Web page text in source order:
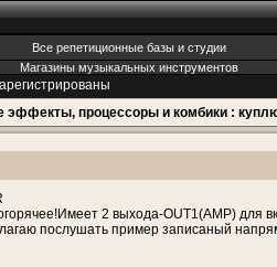
Все репетиционные базы и студии
Магазины музыкальных инструментов
эффекты, процессоры и комбики :
2 выхода-OUT1(AMP) для
послушать пример записаный